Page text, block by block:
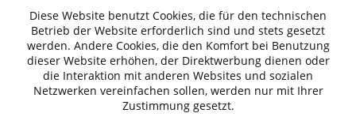
Diese Website benutzt Cookies, die für den technischen
Betrieb der Website erforderlich sind und stets gesetzt
werden. Andere Cookies, die den Komfort bei Benutzung
dieser Website erhöhen, der Direktwerbung dienen oder
die Interaktion mit anderen Websites und sozialen
Netzwerken vereinfachen sollen, werden nur mit Ihrer
Zustimmung gesetzt.